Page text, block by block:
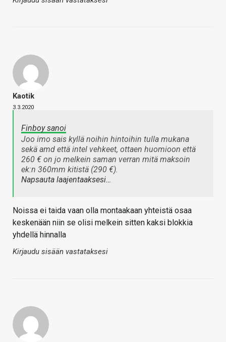
Kaotik
3.3.2020
Finboy sanoi
Joo imo sais kyllä noihin hintoihin tulla mukana
sekä amd että intel vehkeet, ottaen huomioon että
260 € on jo melkein saman verran mitä maksoin
ek:n 360mm kitistä (290 €).
Napsauta laajentaaksesi…
Noissa ei taida vaan olla montaakaan yhteistä osaa
keskenään niin se olisi melkein sitten kaksi blokkia
yhdellä hinnalla
Kirjaudu sisään vastataksesi